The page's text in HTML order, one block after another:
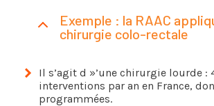
Exemple : la RAAC
chirurgie colo-rectale
Il s’agit d »’une chirurgie lourde :
interventions par an en France,
programmées.